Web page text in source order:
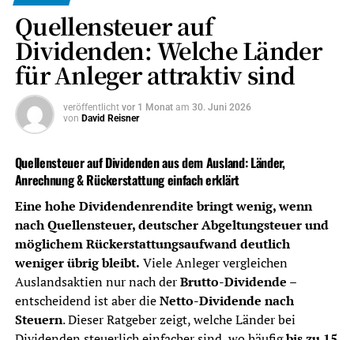
Anlageberatung und keine Steuerberatung, sondern eine
Orientierung für Privatanleger in Deutschland.
Das Wichtigste in Kürze – Kosten
und Steuern
Depotkosten
Depotführung,
Handelsplatzgebühren,
Sparplankosten und
Währungsumrechnung zählen.
Dividendenabrechnung
Ein gutes Dividenden-Depot sollte
Ausschüttungen, Steuern und Erträge
übersichtlich dokumentieren.
Quellensteuer
Bei Auslandsdividenden ist wichtig, ob
der Broker Quellensteuer sauber
Quellensteuer auf
Dividenden: Welche Länder
für Anleger attraktiv sind
veröffentlicht vor 1 Monat am 30. Juni 2026
von David Reisner
Quellensteuer auf Dividenden aus dem Ausland: Länder,
Anrechnung & Rückerstattung einfach erklärt
Eine hohe Dividendenrendite bringt wenig, wenn
nach Quellensteuer, deutscher Abgeltungsteuer und
möglichem Rückerstattungsaufwand deutlich
weniger übrig bleibt. Viele Anleger vergleichen
Auslandsaktien nur nach derBrutto-Dividende –
entscheidend ist aber dieNetto-Dividende nach
Steuern. Dieser Ratgeber zeigt, welche Länder bei